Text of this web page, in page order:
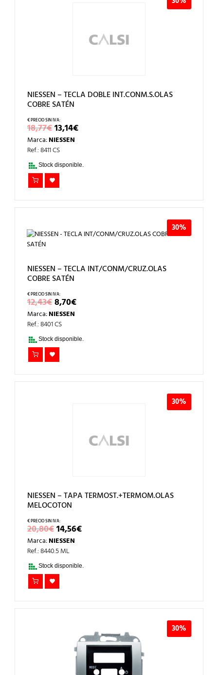
NIESSEN – TECLA DOBLE INT.CONM.S.OLAS
COBRE SATÉN
18,77€EL
PRECIO
ORIGINAL
ERA:
18,77€.
13,14€EL
PRECIO
13,14€.
Marca:NIESSEN
Ref.: 8411 CS
Stock disponible.
30%
NIESSEN – TECLA INT/CONM/CRUZ.OLAS
COBRE SATÉN
12,43€EL
PRECIO
ORIGINAL
ERA:
12,43€.
8,70€EL
PRECIO
8,70€.
Marca:NIESSEN
Ref.: 8401 CS
Stock disponible.
30%
NIESSEN – TAPA TERMOST.+TERMOM.OLAS
MELOCOTON
20,80€EL
PRECIO
ORIGINAL
ERA:
20,80€.
14,56€EL
PRECIO
Marca:NIESSEN
Ref.: 8440.5 ML
Stock disponible.
30%